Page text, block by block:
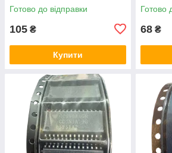
Готово до відправки
105 ₴
Купити
Готово
68 ₴